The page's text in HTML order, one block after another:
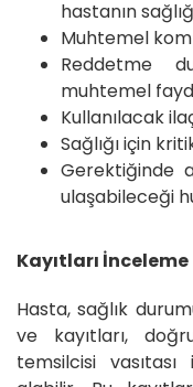
hastanın
Muhtemel
Reddetme
muhtemel
Kullanılacak
Sağlığı için
Gerektiğinde
ulaşabileceği
Kayıtları İnceleme
Hasta, sağlık
ve kayıtları,
temsilcisi